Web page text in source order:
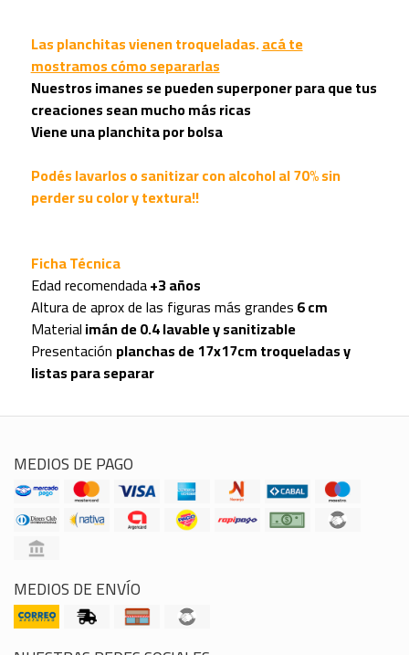
Las planchitas vienen troqueladas.acá te
mostramos cómo separarlas
Nuestros imanes se pueden superponer para que tus
creaciones sean mucho más ricas
Viene una planchita por bolsa
Podés lavarlos o sanitizar con alcohol al 70% sin
perder su color y textura!!
Ficha Técnica
Edad recomendada+3 años
Altura de aprox de las figuras más grandes6 cm
Materialimán de 0.4 lavable y sanitizable
Presentación planchas de 17x17cm troqueladas y
listas para separar
MEDIOS DE PAGO
MEDIOS DE ENVÍO